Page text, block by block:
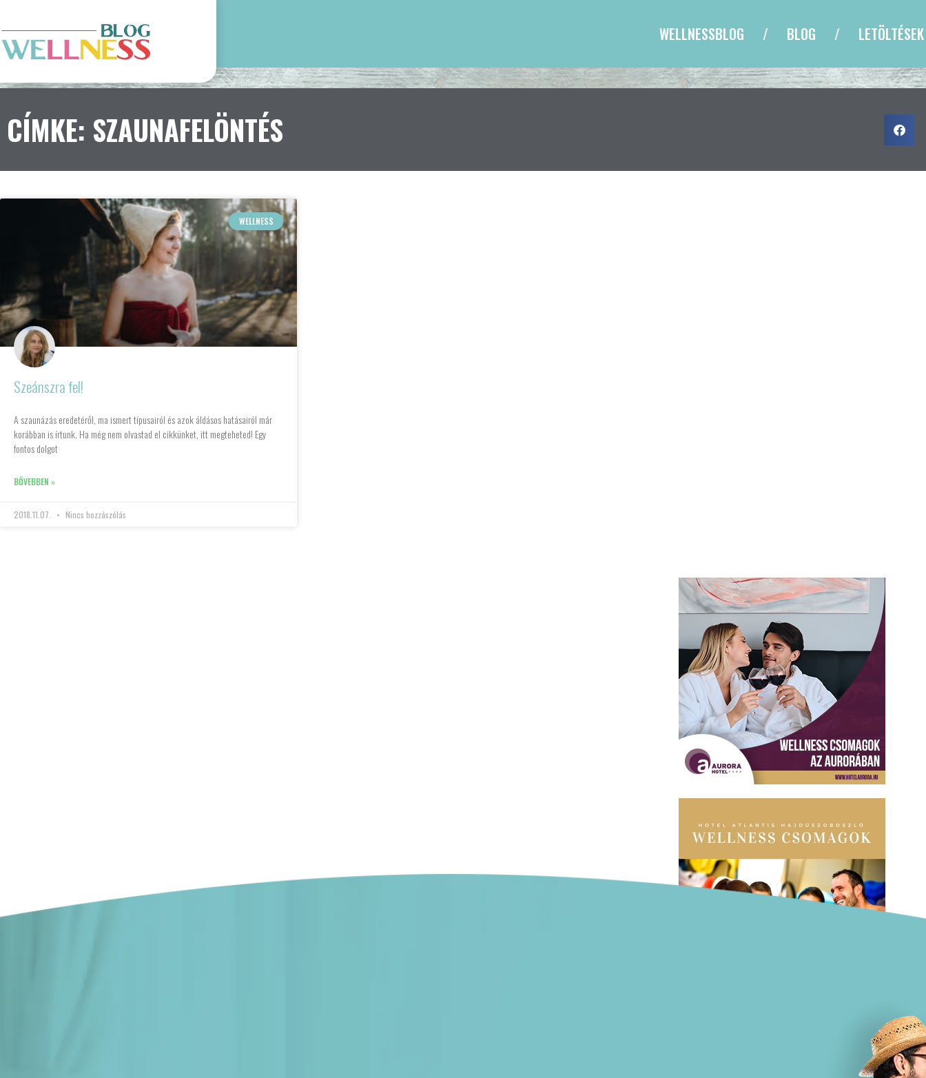
WELLNESSBLOG BLOG LETÖLTÉSEK
CÍMKE: SZAUNAFELÖNTÉS
WELLNESS
Szeánszra fel!
A szaunázás eredetéről, ma ismert típusairól és azok áldásos hatásairól már
korábban is írtunk. Ha még nem olvastad el cikkünket, itt megteheted! Egy
fontos dolgot
BŐVEBBEN »
2018.11.07. Nincs hozzászólás